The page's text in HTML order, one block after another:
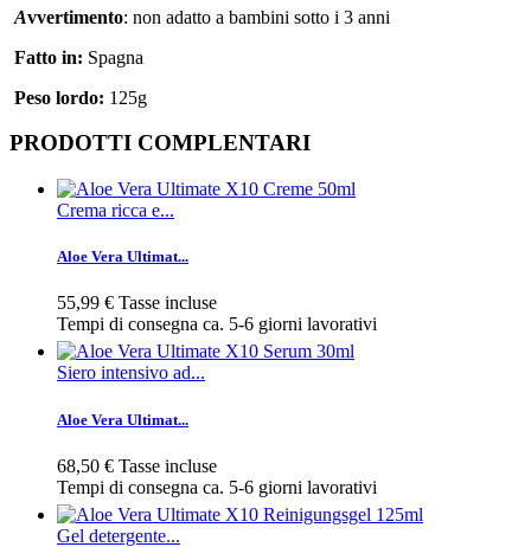
Avvertimento: non adatto a bambini sotto i 3 anni
Fatto in: Spagna
Peso lordo: 125g
PRODOTTI COMPLENTARI
Crema ricca e...
Aloe Vera Ultimat...
55,99 € Tasse incluse
Tempi di consegna ca. 5-6 giorni lavorativi
Siero intensivo ad...
Aloe Vera Ultimat...
68,50 € Tasse incluse
Tempi di consegna ca. 5-6 giorni lavorativi
Gel detergente...